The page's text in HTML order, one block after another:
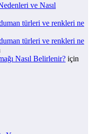
ve Nasıl
türleri ve renkleri ne
türleri ve renkleri ne
Nasıl Belirlenir? için